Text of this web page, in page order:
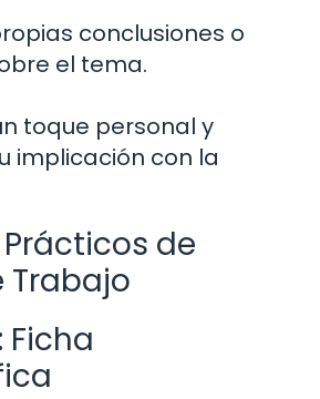
conclusiones o
el tema.
toque personal y
implicación con la
de
Trabajo
Ficha